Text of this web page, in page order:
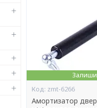
zmt-6266
Амортизатор